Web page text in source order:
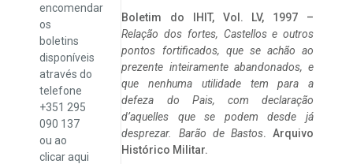
encomendar
os
boletins
disponíveis
através do
telefone
+351 295
090 137
ou ao
clicaraqui
Boletim do IHIT, Vol. LV, 1997 –
Relação dos fortes, Castellos e outros
pontos fortificados, que se achão ao
prezente inteiramente abandonados, e
que nenhuma utilidade tem para a
defeza do Pais, com declaração
d’aquelles que se podem desde já
desprezar. Barão de Bastos. Arquivo
Histórico Militar.